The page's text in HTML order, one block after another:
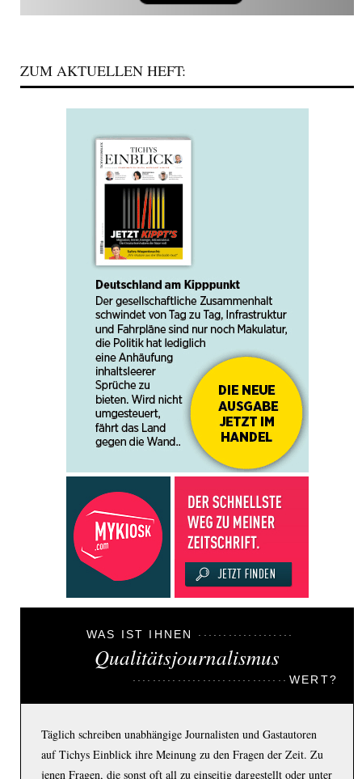
ZUM AKTUELLEN HEFT:
WAS IST IHNEN
Qualitätsjournalismus
WERT?
Täglich schreiben unabhängige Journalisten und Gastautoren
auf Tichys Einblick ihre Meinung zu den Fragen der Zeit. Zu
jenen Fragen, die sonst oft all zu einseitig dargestellt oder unter